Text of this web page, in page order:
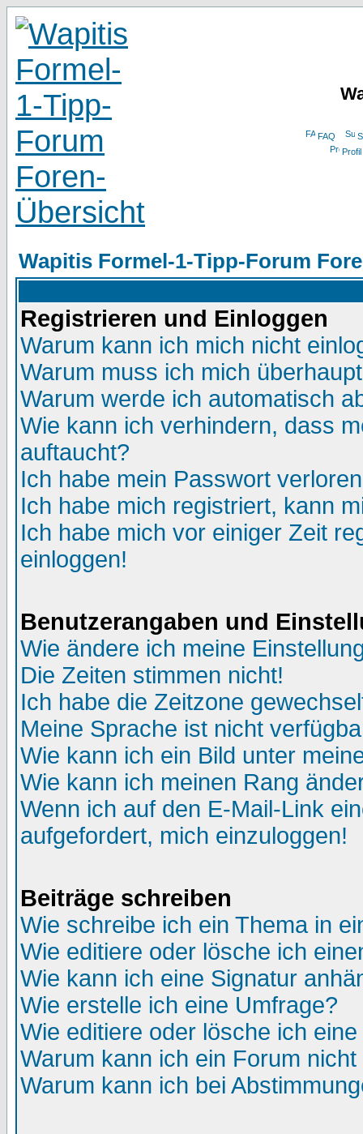
FAQ
Profil
Wapitis Formel-1-Tipp-Forum
Registrieren und Einloggen
Warum kann ich mich nicht
Warum muss ich mich
Warum werde ich automatisch
Wie kann ich verhindern, dass
auftaucht?
Ich habe mein Passwort
Ich habe mich registriert, kann
Ich habe mich vor einiger Zeit
einloggen!
Benutzerangaben und
Wie ändere ich meine
Die Zeiten stimmen nicht!
Ich habe die Zeitzone
Meine Sprache ist nicht
Wie kann ich ein Bild unter
Wie kann ich meinen Rang
Wenn ich auf den E-Mail-Link
aufgefordert, mich einzuloggen!
Beiträge schreiben
Wie schreibe ich ein Thema in
Wie editiere oder lösche ich
Wie kann ich eine Signatur
Wie erstelle ich eine Umfrage?
Wie editiere oder lösche ich
Warum kann ich ein Forum
Warum kann ich bei